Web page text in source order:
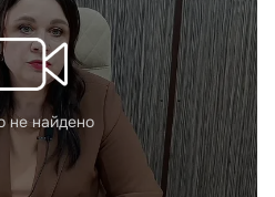
не найдено